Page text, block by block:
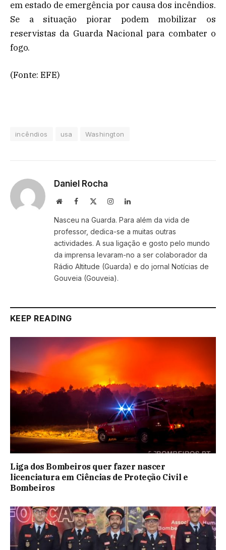
em estado de emergência por causa dos incêndios.
Se a situação piorar podem mobilizar os
reservistas da Guarda Nacional para combater o
fogo.
(Fonte: EFE)
incêndios usa Washington
Daniel Rocha
WebsiteFacebook InstagramLinkedIn
Nasceu na Guarda. Para além da vida de
professor, dedica-se a muitas outras
actividades. A sua ligação e gosto pelo mundo
da imprensa levaram-no a ser colaborador da
Rádio Altitude (Guarda) e do jornal Notícias de
Gouveia (Gouveia).
KEEP READING
Liga dos Bombeiros quer fazer nascer
licenciatura em Ciências de Proteção Civil e
Bombeiros